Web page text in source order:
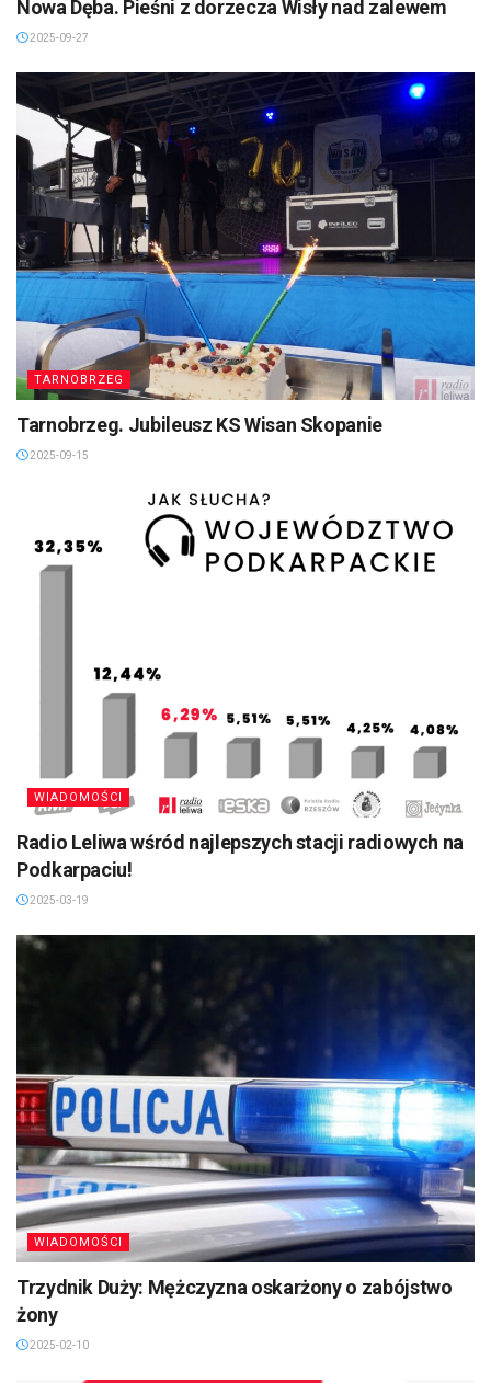
Nowa Dęba. Pieśni z dorzecza Wisły nad zalewem
2025-09-27
TARNOBRZEG
Tarnobrzeg. Jubileusz KS Wisan Skopanie
2025-09-15
WIADOMOŚCI
Radio Leliwa wśród najlepszych stacji radiowych na
Podkarpaciu!
2025-03-19
WIADOMOŚCI
Trzydnik Duży: Mężczyzna oskarżony o zabójstwo
żony
2025-02-10